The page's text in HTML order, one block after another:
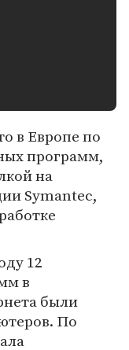
в Европе по
программ,
на
Symantec,
12
в
были
По